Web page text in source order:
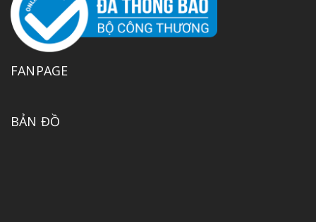
FANPAGE
BẢN ĐỒ